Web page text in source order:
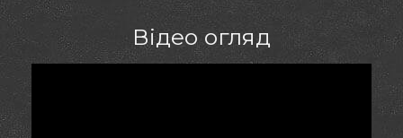
Відео огляд